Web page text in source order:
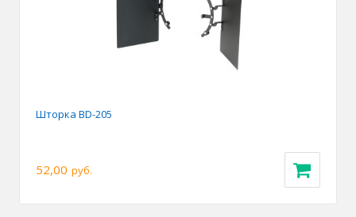
Шторка BD-205
52,00 руб.